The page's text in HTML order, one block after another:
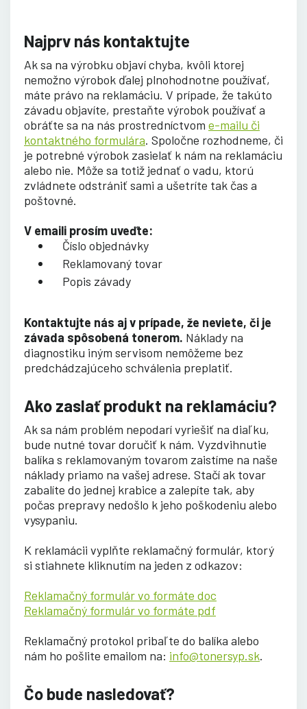
Najprv nás kontaktujte
Ak sa na výrobku objaví chyba, kvôli ktorej
nemožno výrobok ďalej plnohodnotne používať,
máte právo na reklamáciu. V prípade, že takúto
závadu objavíte, prestaňte výrobok používať a
obráťte sa na nás prostredníctvom e-mailu či
kontaktného formulára. Spoločne rozhodneme, či
je potrebné výrobok zasielať k nám na reklamáciu
alebo nie. Môže sa totiž jednať o vadu, ktorú
zvládnete odstrániť sami a ušetríte tak čas a
poštovné.
V emaili prosím uveďte:
Číslo objednávky
Reklamovaný tovar
Popis závady
Kontaktujte nás aj v prípade, že neviete, či je
závada spôsobená tonerom. Náklady na
diagnostiku iným servisom nemôžeme bez
predchádzajúceho schválenia preplatiť.
Ako zaslať produkt na reklamáciu?
Ak sa nám problém nepodarí vyriešiť na diaľku,
bude nutné tovar doručiť k nám. Vyzdvihnutie
balíka s reklamovaným tovarom zaistíme na naše
náklady priamo na vašej adrese. Stačí ak tovar
zabalíte do jednej krabice a zalepíte tak, aby
počas prepravy nedošlo k jeho poškodeniu alebo
vysypaniu.
K reklamácii vyplňte reklamačný formulár, ktorý
si stiahnete kliknutím na jeden z odkazov:
Reklamačný formulár vo formáte doc
Reklamačný formulár vo formáte pdf
Reklamačný protokol pribaľte do balíka alebo
nám ho pošlite emailom na: info@tonersyp.sk.
Čo bude nasledovať?